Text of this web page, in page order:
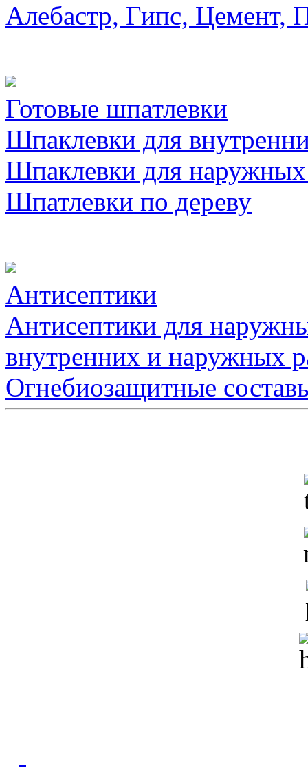
Алебастр, Гипс, Цемент,
Готовые шпатлевки
Шпаклевки для
Шпаклевки для наружных
Шпатлевки по дереву
Антисептики
Антисептики для
внутренних и наружных
Огнебиозащитные